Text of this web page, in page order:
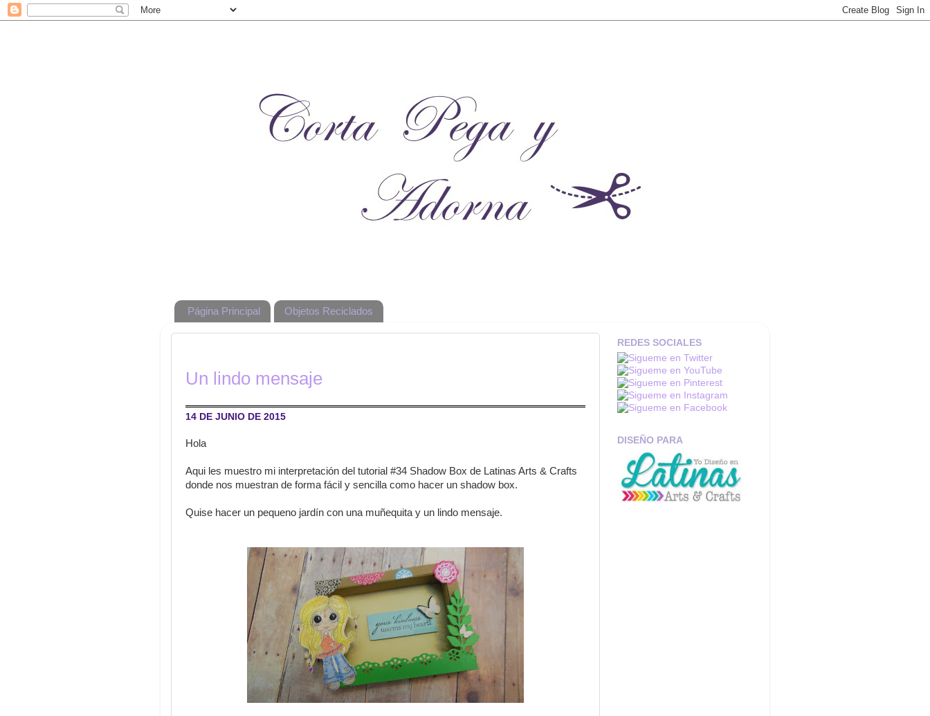
Página Principal Objetos Reciclados
Un lindo mensaje
14 DE JUNIO DE 2015
Hola
Aqui les muestro mi interpretación del tutorial #34 Shadow Box de Latinas Arts & Crafts
donde nos muestran de forma fácil y sencilla como hacer un shadow box.
Quise hacer un pequeno jardín con una muñequita y un lindo mensaje.
REDES SOCIALES
DISEÑO PARA